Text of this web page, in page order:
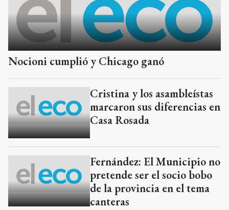
Nocioni cumplió y Chicago ganó
Cristina y los asambleístas
marcaron sus diferencias en
Casa Rosada
Fernández: El Municipio no
pretende ser el socio bobo
de la provincia en el tema
canteras